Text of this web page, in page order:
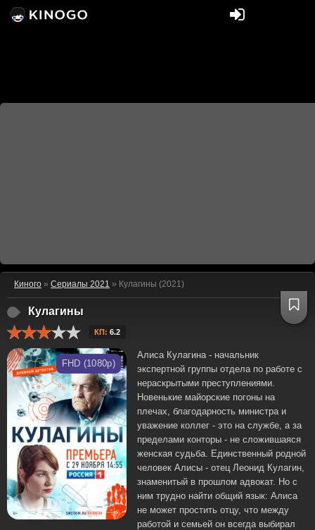
Киного » Сериалы 2021 » Кулагины (2021)
Кулагины
КП: 6.2
FHD (1080p)
Алиса Кулагина - начальник
экспертной группы отдела по работе с
нераскрытыми преступлениями.
Новенькие майорские погоны на
плечах, благодарность министра и
уважение коллег - это на службе, а за
пределами конторы - не сложившаяся
женская судьба. Единственный родной
человек Алисы - отец Леонид Кулагин,
знаменитый в прошлом адвокат. Но с
ним трудно найти общий язык: Алиса
не может простить отцу, что между
работой и семьей он всегда выбирал